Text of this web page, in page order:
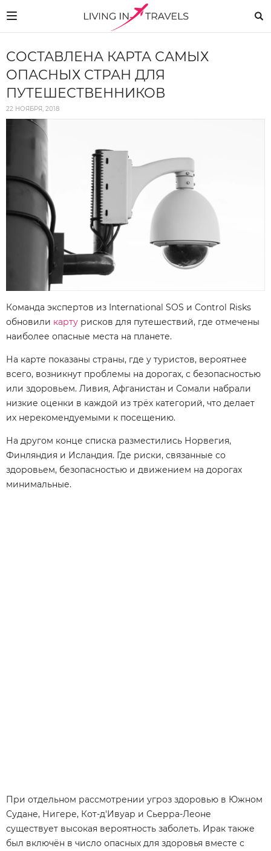
СОСТАВЛЕНА КАРТА САМЫХ
ОПАСНЫХ СТРАН ДЛЯ
ПУТЕШЕСТВЕННИКОВ
22 НОЯБРЯ, 2018
Команда экспертов из International SOS и Control Risks
обновили карту рисков для путешествий, где отмечены
наиболее опасные места на планете.
На карте показаны страны, где у туристов, вероятнее
всего, возникнут проблемы на дорогах, с безопасностью
или здоровьем. Ливия, Афганистан и Сомали набрали
низкие оценки в каждой из трёх категорий, что делает
их нерекомендуемыми к посещению.
На другом конце списка разместились Норвегия,
Финляндия и Исландия. Где риски, связанные со
здоровьем, безопасностью и движением на дорогах
минимальные.
При отдельном рассмотрении угроз здоровью в Южном
Судане, Нигере, Кот-д'Ивуар и Сьерра-Леоне
существует высокая вероятность заболеть. Ирак также
был включён в число опасных для здоровья вместе с